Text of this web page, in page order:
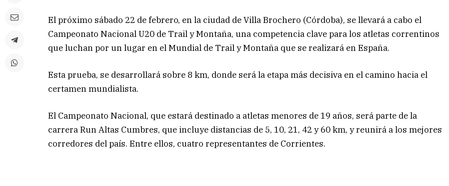
El próximo sábado 22 de febrero, en la ciudad de Villa Brochero (Córdoba), se llevará a cabo el
Campeonato Nacional U20 de Trail y Montaña, una competencia clave para los atletas correntinos
que luchan por un lugar en el Mundial de Trail y Montaña que se realizará en España.
Esta prueba, se desarrollará sobre 8 km, donde será la etapa más decisiva en el camino hacia el
certamen mundialista.
El Campeonato Nacional, que estará destinado a atletas menores de 19 años, será parte de la
carrera Run Altas Cumbres, que incluye distancias de 5, 10, 21, 42 y 60 km, y reunirá a los mejores
corredores del país. Entre ellos, cuatro representantes de Corrientes.